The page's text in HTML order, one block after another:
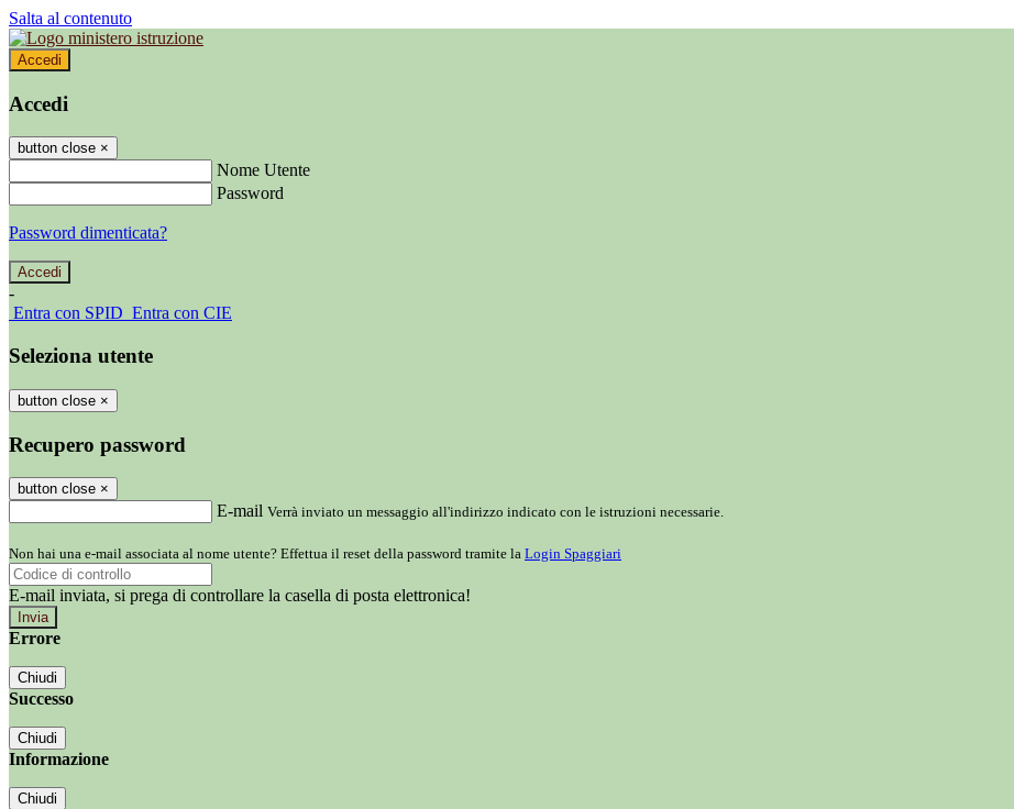
Salta al contenuto
Accedi
Accedi
button close ×
Nome Utente
Password
Password dimenticata?
-
Entra con SPID Entra con CIE
Seleziona utente
button close ×
Recupero password
button close ×
E-mail Verrà inviato un messaggio all'indirizzo indicato con le istruzioni necessarie.
Non hai una e-mail associata al nome utente? Effettua il reset della password tramite la Login Spaggiari
E-mail inviata, si prega di controllare la casella di posta elettronica!
Errore
Chiudi
Successo
Chiudi
Informazione
Chiudi